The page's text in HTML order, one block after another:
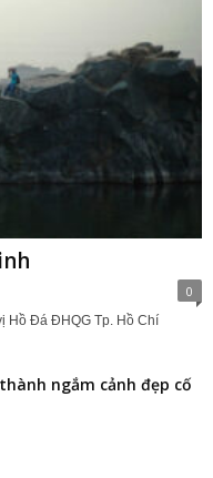
0
Hồ Đá ĐHQG Tp. Hồ Chí
ngắm cảnh đẹp cố